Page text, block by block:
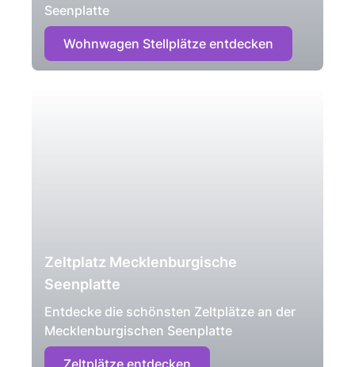
Seenplatte
Wohnwagen Stellplätze entdecken
Zeltplatz Mecklenburgische
Seenplatte
Entdecke die schönsten Zeltplätze an der
Mecklenburgischen Seenplatte
Zeltplätze entdecken